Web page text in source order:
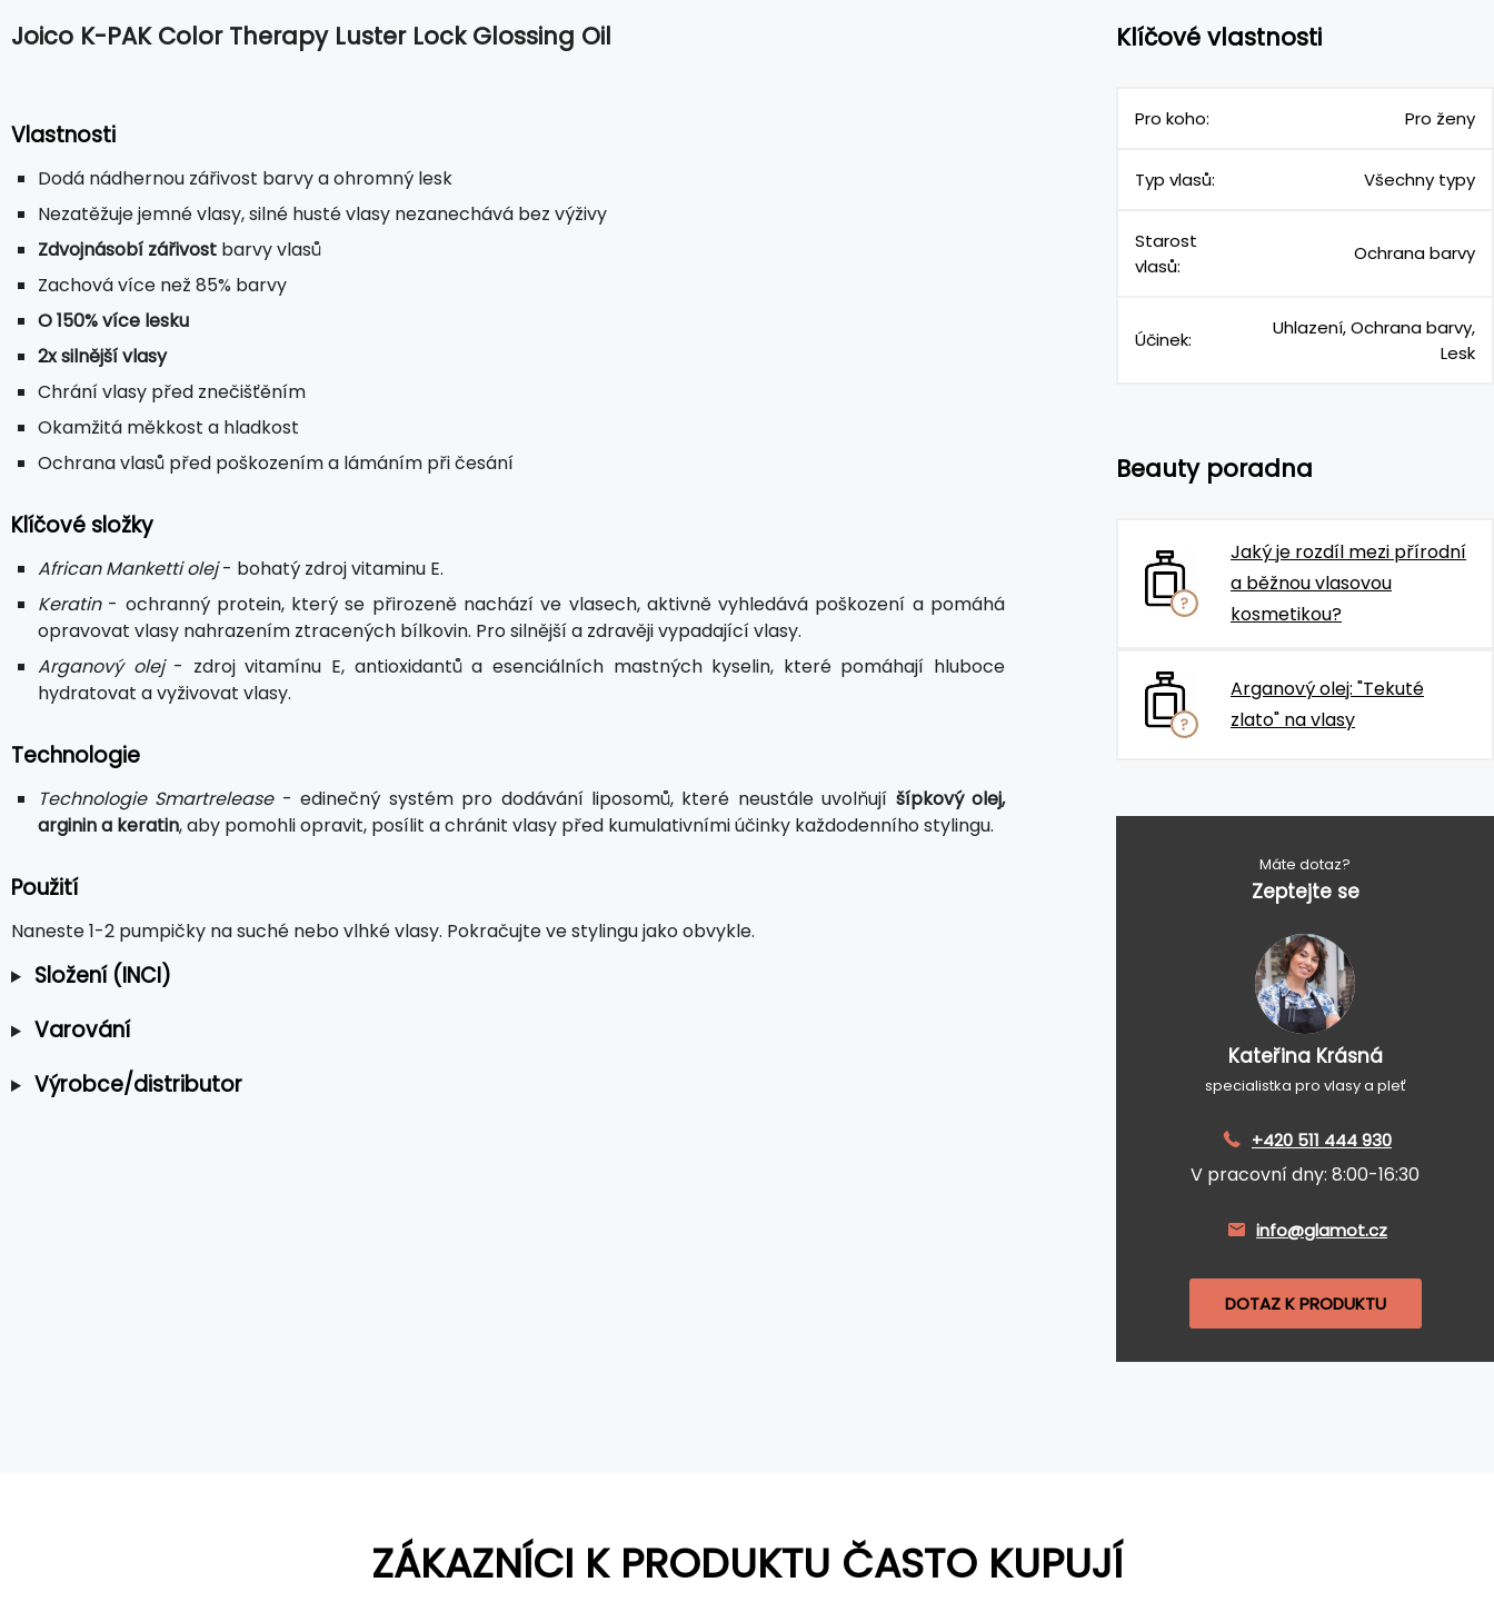
Joico K-PAK Color Therapy Luster Lock Glossing Oil
Vlastnosti
Dodá nádhernou zářivost barvy a ohromný lesk
Nezatěžuje jemné vlasy, silné husté vlasy nezanechává bez výživy
Zdvojnásobí zářivost barvy vlasů
Zachová více než 85% barvy
O 150% více lesku
2x silnější vlasy
Chrání vlasy před znečišťěním
Okamžitá měkkost a hladkost
Ochrana vlasů před poškozením a lámáním při česání
Klíčové složky
African Manketti olej- bohatý zdroj vitaminu E.
Keratin- ochranný protein, který se přirozeně nachází ve vlasech, aktivně vyhledává poškození a pomáhá
opravovat vlasy nahrazením ztracených bílkovin. Pro silnější a zdravěji vypadající vlasy.
Arganový olej- zdroj vitamínu E, antioxidantů a esenciálních mastných kyselin, které pomáhají hluboce
hydratovat a vyživovat vlasy.
Technologie
Technologie Smartrelease- edinečný systém pro dodávání liposomů, které neustále uvolňují šípkový olej,
arginin a keratin, aby pomohli opravit, posílit a chránit vlasy před kumulativními účinky každodenního stylingu.
Použití
Naneste 1-2 pumpičky na suché nebo vlhké vlasy. Pokračujte ve stylingu jako obvykle.
Složení (INCI)
Varování
Výrobce/distributor
Klíčové vlastnosti
Pro koho: Pro ženy
Typ vlasů: Všechny typy
Starost
vlasů:
Ochrana barvy
Účinek:
Uhlazení, Ochrana barvy,
Lesk
Beauty poradna
Jaký je rozdíl mezi přírodní
a běžnou vlasovou
kosmetikou?
Arganový olej: "Tekuté
zlato" na vlasy
Máte dotaz?
Zeptejte se
Kateřina Krásná
specialistka pro vlasy a pleť
+420 511 444 930
V pracovní dny: 8:00-16:30
info@glamot.cz
DOTAZ K PRODUKTU
ZÁKAZNÍCI K PRODUKTU ČASTO KUPUJÍ